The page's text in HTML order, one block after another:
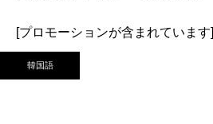
[プロモーションが含まれています]
韓国語